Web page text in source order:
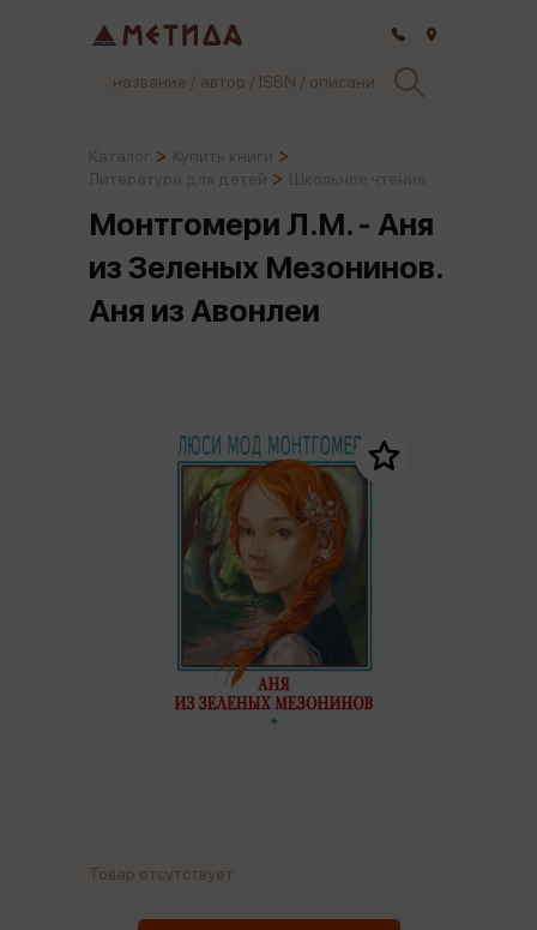
Монтгомери Л.М. - Аня
из Зеленых Мезонинов.
Аня из Авонлеи
Товар отсутствует